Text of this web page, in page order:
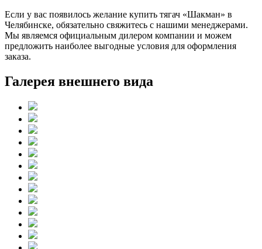
Если у вас появилось желание купить тягач «Шакман» в
Челябинске, обязательно свяжитесь с нашими менеджерами.
Мы являемся официальным дилером компании и можем
предложить наиболее выгодные условия для оформления
заказа.
Галерея внешнего вида